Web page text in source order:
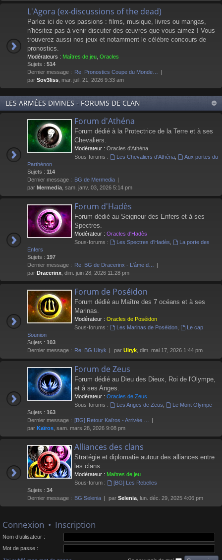
L'Agora (ex-discussions of the dead)
Parlez ici de vos passions : films, musique, livres ou mangas,
n'hésitez pas à venir discuter des œuvres que vous aimez ! Vous
trouverez aussi nos jeux et notamment le célèbre concours de
pronostics.
Modérateurs : Maîtres de jeu Oracles
Sujets : 514
Dernier message : Re: Pronostics Coupe du Monde…
par Sov3liss , mar. juil. 21, 2026 9:33 am
LES ARMÉES DIVINES - FORUMS DE CLAN
Forum d'Athéna
Forum dédié à la Protectrice de la Terre et à ses
Chevaliers.
Modérateur : Oracles d'Athéna
Sous-forums :
Les Chevaliers d'Athéna,
Aux portes du
Parthénon
Sujets : 114
Dernier message : BG de Mermedia
par Mermedia , sam. janv. 03, 2026 5:14 pm
Forum d'Hadès
Forum dédié au Seigneur des Enfers et à ses
Spectres.
Modérateur : Oracles d'Hadès
Sous-forums :
Les Spectres d'Hadès
La porte des
Enfers
Sujets : 197
Dernier message : Re: BG de Dracerinx - L'âme d…
par Dracerinx , dim. juin 28, 2026 11:28 pm
Forum de Poséidon
Forum dédié au Maître des 7 océans et à ses
Marinas.
Modérateur : Oracles de Poséidon
Sous-forums :
Les Marinas de Poséidon,
Le cap
Sounion
Sujets : 103
Dernier message : Re: BG Ulryk par Ulryk , dim. mai 17, 2026 1:44 pm
Forum de Zeus
Forum dédié au Dieu des Dieux, Roi de l'Olympe,
et à ses Anges.
Modérateur : Oracles de Zeus
Sous-forums :
Les Anges de Zeus
Le Mont Olympe
Sujets : 163
Dernier message : [BG] Retour Kaïros - Arrivée …
par Kaïros , sam. mars 28, 2026 9:08 pm
Alliances des clans
Stratégie et diplomatie autour des alliances entre
les clans.
Modérateur : Maîtres de jeu
Sous-forum :
[BG] Les Rebelles
Sujets : 34
Dernier message : BG Selenia par Selenia , lun. déc. 29, 2025 4:06 pm
Connexion • Inscription
Nom d’utilisateur :
Mot de passe :